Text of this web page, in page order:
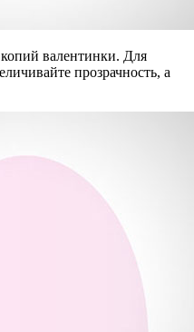
валентинки. Для
прозрачность, а